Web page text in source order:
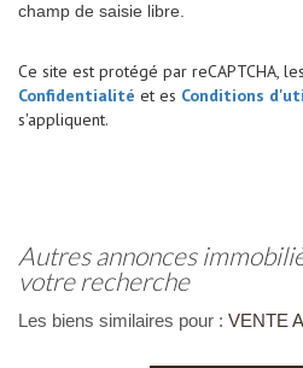
champ de saisie libre.
Ce site est protégé par reCAPTCHA, les
Confidentialité et es Conditions
s'appliquent.
autres annonces immobilières correspondant à
votre recherche
Les biens similaires pour : VENTE